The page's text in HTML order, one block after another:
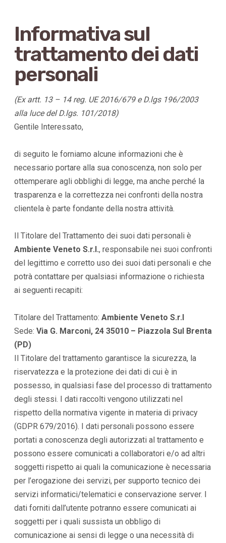
Informativa sul
trattamento dei dati
personali
(Ex artt. 13 – 14 reg. UE 2016/679 e D.lgs 196/2003
alla luce del D.lgs. 101/2018)
Gentile Interessato,
di seguito le forniamo alcune informazioni che è
necessario portare alla sua conoscenza, non solo per
ottemperare agli obblighi di legge, ma anche perché la
trasparenza e la correttezza nei confronti della nostra
clientela è parte fondante della nostra attività.
Il Titolare del Trattamento dei suoi dati personali è
Ambiente Veneto S.r.l., responsabile nei suoi confronti
del legittimo e corretto uso dei suoi dati personali e che
potrà contattare per qualsiasi informazione o richiesta
ai seguenti recapiti:
Titolare del Trattamento: Ambiente Veneto S.r.l
Sede: Via G. Marconi, 24 35010 – Piazzola Sul Brenta
(PD)
Il Titolare del trattamento garantisce la sicurezza, la
riservatezza e la protezione dei dati di cui è in
possesso, in qualsiasi fase del processo di trattamento
degli stessi. I dati raccolti vengono utilizzati nel
rispetto della normativa vigente in materia di privacy
(GDPR 679/2016). I dati personali possono essere
portati a conoscenza degli autorizzati al trattamento e
possono essere comunicati a collaboratori e/o ad altri
soggetti rispetto ai quali la comunicazione è necessaria
per l’erogazione dei servizi, per supporto tecnico dei
servizi informatici/telematici e conservazione server. I
dati forniti dall’utente potranno essere comunicati ai
soggetti per i quali sussista un obbligo di
comunicazione ai sensi di legge o una necessità di